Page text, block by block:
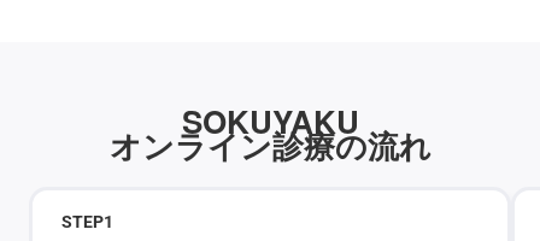
SOKUYAKU
オンライン診療の流れ
STEP1